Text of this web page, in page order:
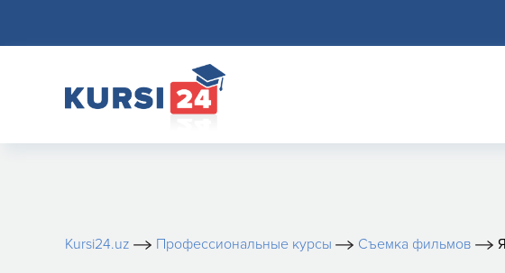
Kursi24.uz Профессиональные курсы Съемка фильмов